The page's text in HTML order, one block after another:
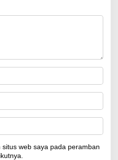
web saya pada peramban